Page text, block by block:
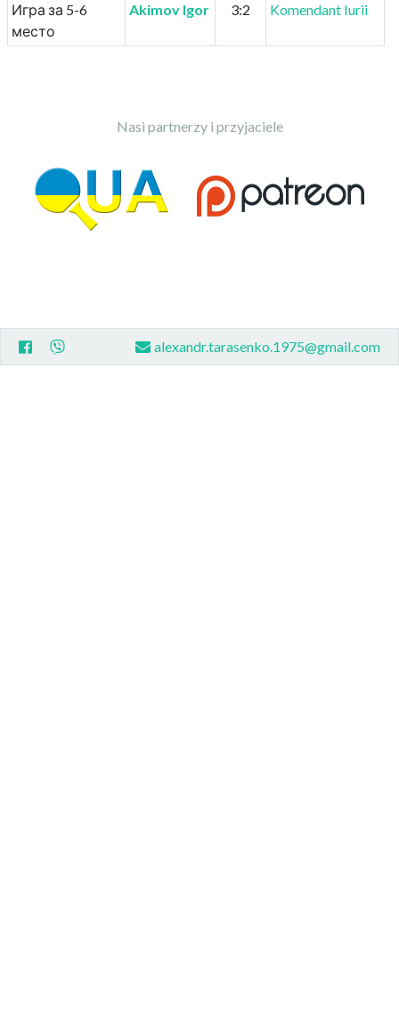
Игра за 5-6
место
Akimov Igor 3:2 Komendant Iurii
Nasi partnerzy i przyjaciele
alexandr.tarasenko.1975@gmail.com